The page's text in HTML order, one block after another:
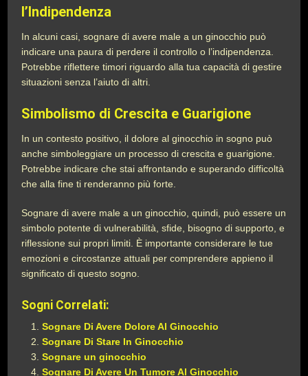
l’Indipendenza
In alcuni casi, sognare di avere male a un ginocchio può
indicare una paura di perdere il controllo o l’indipendenza.
Potrebbe riflettere timori riguardo alla tua capacità di gestire
situazioni senza l’aiuto di altri.
Simbolismo di Crescita e Guarigione
In un contesto positivo, il dolore al ginocchio in sogno può
anche simboleggiare un processo di crescita e guarigione.
Potrebbe indicare che stai affrontando e superando difficoltà
che alla fine ti renderanno più forte.
Sognare di avere male a un ginocchio, quindi, può essere un
simbolo potente di vulnerabilità, sfide, bisogno di supporto, e
riflessione sui propri limiti. È importante considerare le tue
emozioni e circostanze attuali per comprendere appieno il
significato di questo sogno.
Sogni Correlati:
Sognare Di Avere Dolore Al Ginocchio
Sognare Di Stare In Ginocchio
Sognare un ginocchio
Sognare Di Avere Un Tumore Al Ginocchio